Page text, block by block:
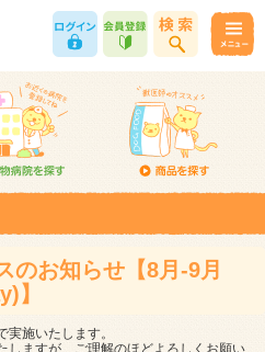
のお知らせ【8月-9月
】
施いたします。
しますが、ご理解のほどよろしくお願い